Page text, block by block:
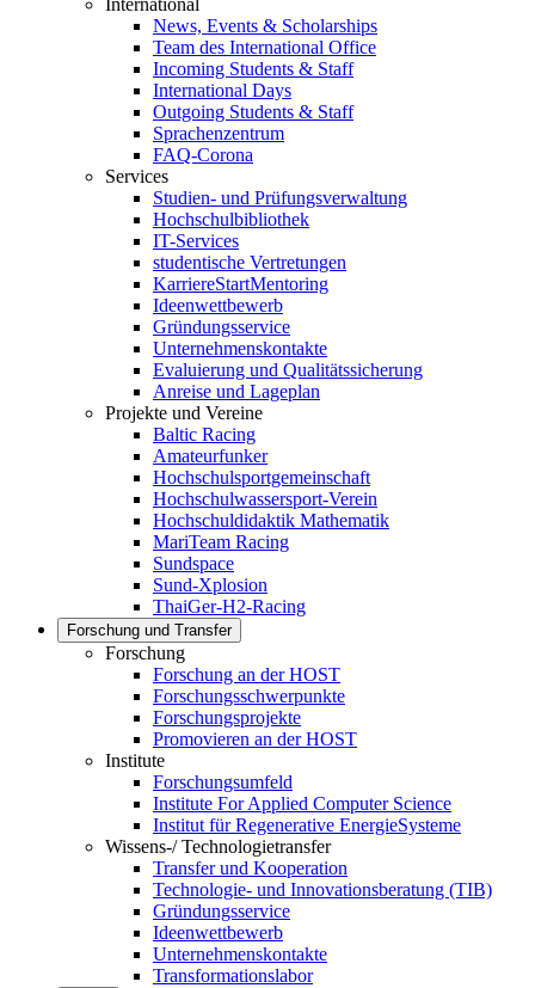
International
News, Events & Scholarships
Team des International Office
Incoming Students & Staff
International Days
Outgoing Students & Staff
Sprachenzentrum
FAQ-Corona
Services
Studien- und Prüfungsverwaltung
Hochschulbibliothek
IT-Services
studentische Vertretungen
KarriereStartMentoring
Ideenwettbewerb
Gründungsservice
Unternehmenskontakte
Evaluierung und Qualitätssicherung
Anreise und Lageplan
Projekte und Vereine
Baltic Racing
Amateurfunker
Hochschulsportgemeinschaft
Hochschulwassersport-Verein
Hochschuldidaktik Mathematik
MariTeam Racing
Sundspace
Sund-Xplosion
ThaiGer-H2-Racing
Forschung und Transfer
Forschung
Forschung an der HOST
Forschungsschwerpunkte
Forschungsprojekte
Promovieren an der HOST
Institute
Forschungsumfeld
Institute For Applied Computer Science
Institut für Regenerative EnergieSysteme
Wissens-/ Technologietransfer
Transfer und Kooperation
Technologie- und Innovationsberatung (TIB)
Gründungsservice
Ideenwettbewerb
Unternehmenskontakte
Transformationslabor